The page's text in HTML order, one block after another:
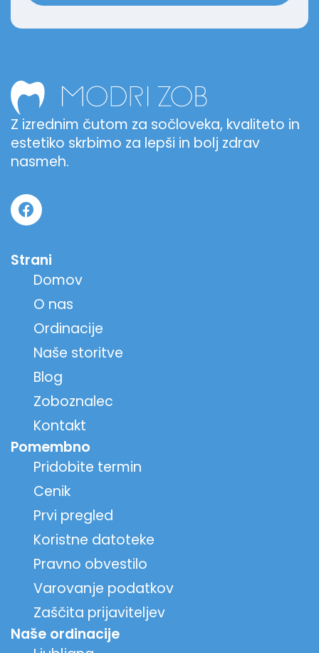
Z izrednim čutom za sočloveka, kvaliteto in
estetiko skrbimo za lepši in bolj zdrav
nasmeh.
Strani
Domov
O nas
Ordinacije
Naše storitve
Blog
Zoboznalec
Kontakt
Pomembno
Pridobite termin
Cenik
Prvi pregled
Koristne datoteke
Pravno obvestilo
Varovanje podatkov
Zaščita prijaviteljev
Naše ordinacije